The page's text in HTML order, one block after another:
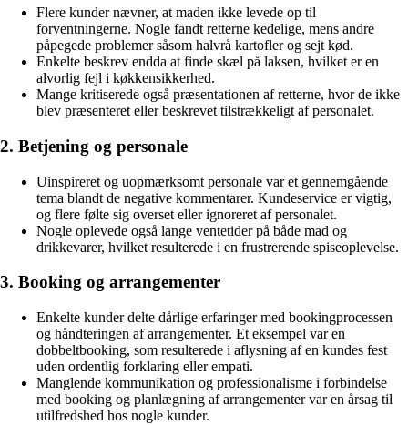
Flere kunder nævner, at maden ikke levede op til
forventningerne. Nogle fandt retterne kedelige, mens andre
påpegede problemer såsom halvrå kartofler og sejt kød.
Enkelte beskrev endda at finde skæl på laksen, hvilket er en
alvorlig fejl i køkkensikkerhed.
Mange kritiserede også præsentationen af retterne, hvor de ikke
blev præsenteret eller beskrevet tilstrækkeligt af personalet.
2. Betjening og personale
Uinspireret og uopmærksomt personale var et gennemgående
tema blandt de negative kommentarer. Kundeservice er vigtig,
og flere følte sig overset eller ignoreret af personalet.
Nogle oplevede også lange ventetider på både mad og
drikkevarer, hvilket resulterede i en frustrerende spiseoplevelse.
3. Booking og arrangementer
Enkelte kunder delte dårlige erfaringer med bookingprocessen
og håndteringen af arrangementer. Et eksempel var en
dobbeltbooking, som resulterede i aflysning af en kundes fest
uden ordentlig forklaring eller empati.
Manglende kommunikation og professionalisme i forbindelse
med booking og planlægning af arrangementer var en årsag til
utilfredshed hos nogle kunder.